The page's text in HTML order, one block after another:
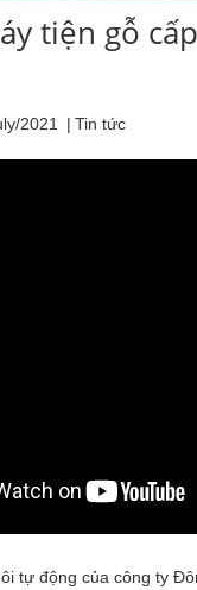
tiện gỗ
2021 | Tin tức
tự động của công ty